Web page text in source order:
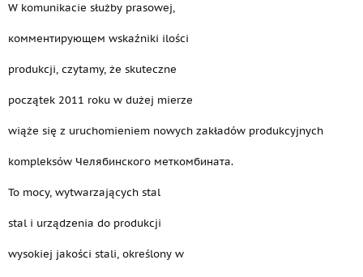
W komunikacie służby prasowej,
комментирующем wskaźniki ilości
produkcji, czytamy, że skuteczne
początek 2011 roku w dużej mierze
wiąże się z uruchomieniem nowych zakładów produkcyjnych
kompleksów Челябинского меткомбината.
To mocy, wytwarzających stal
stal i urządzenia do produkcji
wysokiej jakości stali, określony w